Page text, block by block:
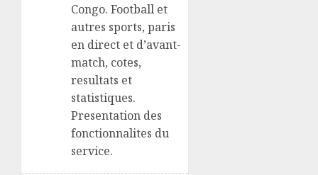
Congo. Football et
autres sports, paris
en direct et d’avant-
match, cotes,
resultats et
statistiques.
Presentation des
fonctionnalites du
service.